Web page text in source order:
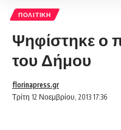
ΠΟΛΙΤΙΚΉ
Ψηφίστηκε ο
του Δήμου
Τρίτη 12 Νοεμβρίου, 2013 17:36
florinapress.gr